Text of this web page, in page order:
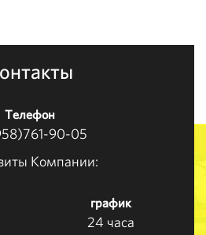
Телефон
90-05
Компании:
график
24 часа